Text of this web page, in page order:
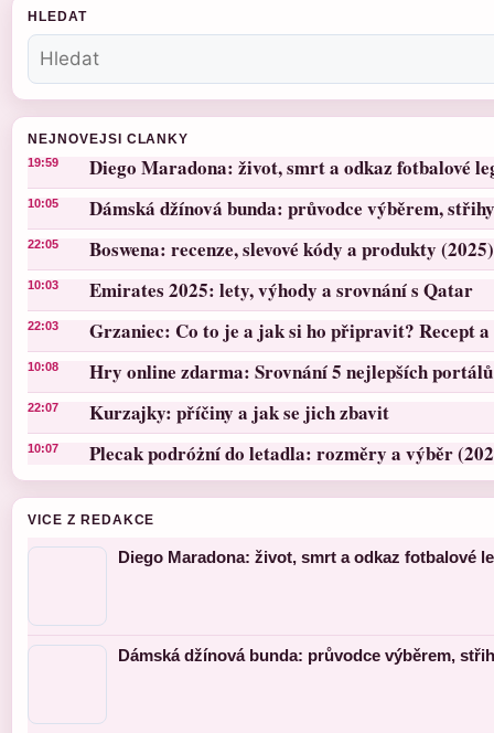
HLEDAT
NEJNOVEJSI CLANKY
19:59 Diego Maradona: život, smrt a odkaz fotbalové
10:05 Dámská džínová bunda: průvodce výběrem,
22:05 Boswena: recenze, slevové kódy a produkty (2025)
10:03 Emirates 2025: lety, výhody a srovnání s Qatar
22:03 Grzaniec: Co to je a jak si ho připravit? Recept
10:08 Hry online zdarma: Srovnání 5 nejlepších portálů
22:07 Kurzajky: příčiny a jak se jich zbavit
10:07 Plecak podróżní do letadla: rozměry a výběr
VICE Z REDAKCE
Diego Maradona: život, smrt a odkaz fotbalové
Dámská džínová bunda: průvodce výběrem,